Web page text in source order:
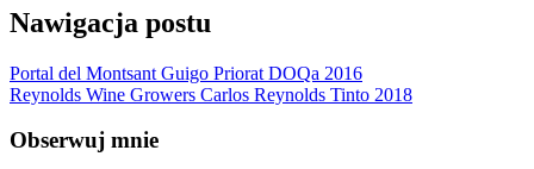
Nawigacja postu
Portal del Montsant Guigo Priorat DOQa 2016
Reynolds Wine Growers Carlos Reynolds Tinto 2018
Obserwuj mnie